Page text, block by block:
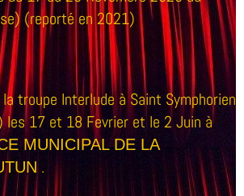
(reporté en 2021)
la troupe Interlude à Saint Symphorien
les 17 et 18 Fevrier et le 2 Juin à
MUNICIPAL DE LA
.